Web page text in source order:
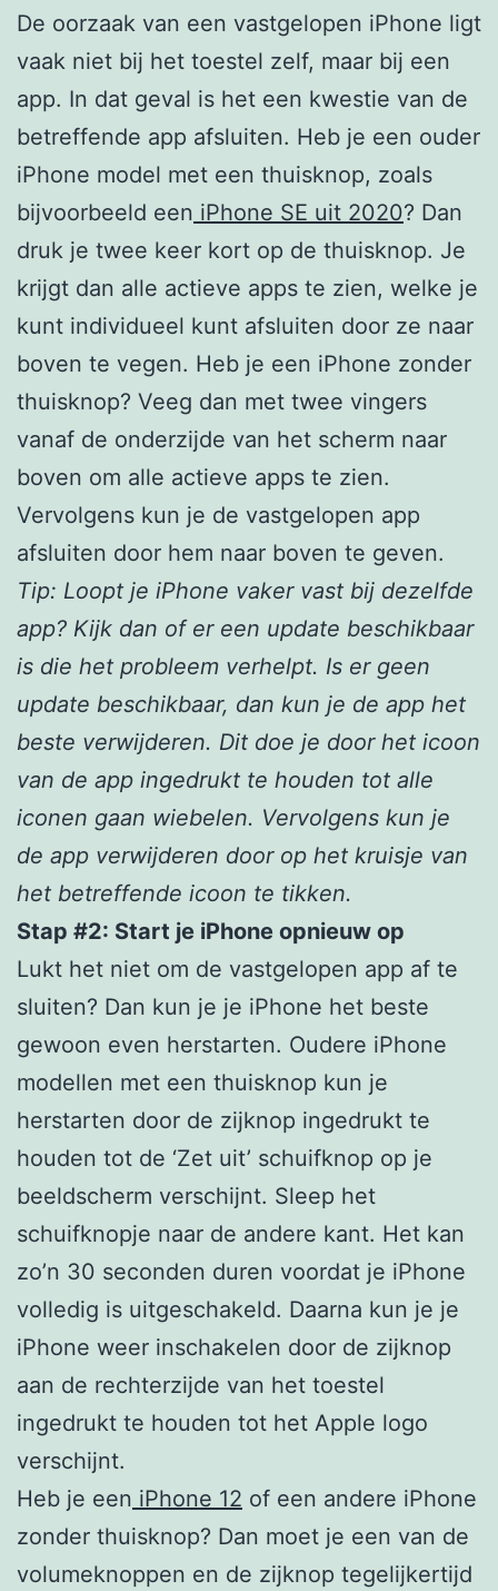
De oorzaak van een vastgelopen iPhone ligt
vaak niet bij het toestel zelf, maar bij een
app. In dat geval is het een kwestie van de
betreffende app afsluiten. Heb je een ouder
iPhone model met een thuisknop, zoals
bijvoorbeeld een iPhone SE uit 2020? Dan
druk je twee keer kort op de thuisknop. Je
krijgt dan alle actieve apps te zien, welke je
kunt individueel kunt afsluiten door ze naar
boven te vegen. Heb je een iPhone zonder
thuisknop? Veeg dan met twee vingers
vanaf de onderzijde van het scherm naar
boven om alle actieve apps te zien.
Vervolgens kun je de vastgelopen app
afsluiten door hem naar boven te geven.
Tip: Loopt je iPhone vaker vast bij dezelfde
app? Kijk dan of er een update beschikbaar
is die het probleem verhelpt. Is er geen
update beschikbaar, dan kun je de app het
beste verwijderen. Dit doe je door het icoon
van de app ingedrukt te houden tot alle
iconen gaan wiebelen. Vervolgens kun je
de app verwijderen door op het kruisje van
het betreffende icoon te tikken.
Stap #2: Start je iPhone opnieuw op
Lukt het niet om de vastgelopen app af te
sluiten? Dan kun je je iPhone het beste
gewoon even herstarten. Oudere iPhone
modellen met een thuisknop kun je
herstarten door de zijknop ingedrukt te
houden tot de ‘Zet uit’ schuifknop op je
beeldscherm verschijnt. Sleep het
schuifknopje naar de andere kant. Het kan
zo’n 30 seconden duren voordat je iPhone
volledig is uitgeschakeld. Daarna kun je je
iPhone weer inschakelen door de zijknop
aan de rechterzijde van het toestel
ingedrukt te houden tot het Apple logo
verschijnt.
Heb je een iPhone 12 of een andere iPhone
zonder thuisknop? Dan moet je een van de
volumeknoppen en de zijknop tegelijkertijd